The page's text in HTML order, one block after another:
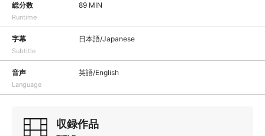
総分数
Runtime
89 MIN
字幕
Subtitle
日本語/Japanese
音声
Language
英語/English
収録作品